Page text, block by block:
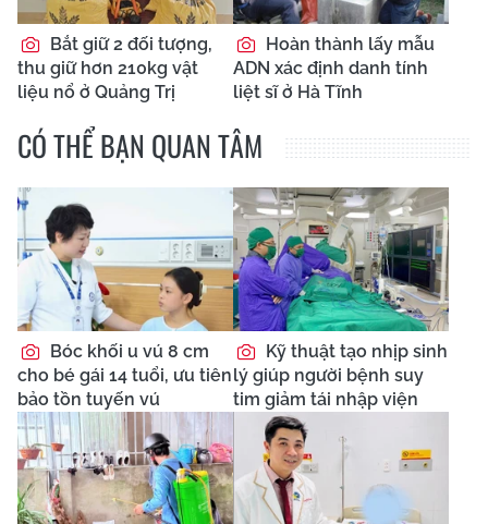
Bắt giữ 2 đối tượng,
thu giữ hơn 210kg vật
liệu nổ ở Quảng Trị
Hoàn thành lấy mẫu
ADN xác định danh tính
liệt sĩ ở Hà Tĩnh
CÓ THỂ BẠN QUAN TÂM
Bóc khối u vú 8 cm
cho bé gái 14 tuổi, ưu tiên
bảo tồn tuyến vú
Kỹ thuật tạo nhịp sinh
lý giúp người bệnh suy
tim giảm tái nhập viện